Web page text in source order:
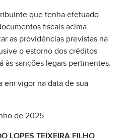
que tenha efetuado
fiscais acima
as providências previstas na
o estorno dos créditos
às sanções legais pertinentes.
em vigor na data de sua
de 2025
LOPES TEIXEIRA FILHO